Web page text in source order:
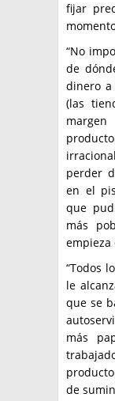
fijar
“No
de
dinero
(las
perder
en el
que
más
empieza
“Todos
le
que se
más
de